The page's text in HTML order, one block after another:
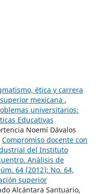
ética y carrera
mexicana ,
universitarios:
Educativas
Noemí Dávalos
Compromiso docente con
del Instituto
Análisis de
64 (2012): No. 64,
superior
Alcántara Santuario,